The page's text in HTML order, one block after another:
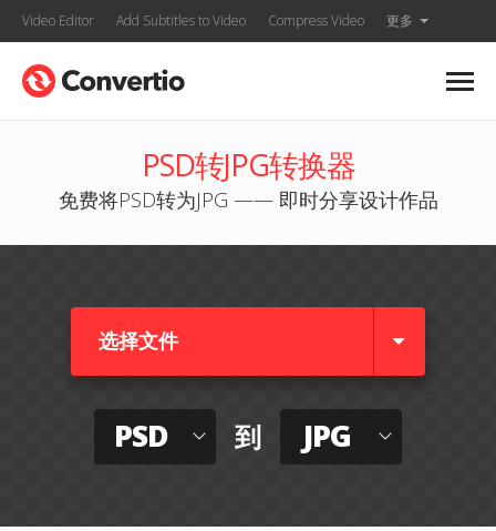
Video Editor Add Subtitles to Video Compress Video 更多
PSD转JPG转换器
免费将PSD转为JPG —— 即时分享设计作品
选择文件
PSD 到 JPG